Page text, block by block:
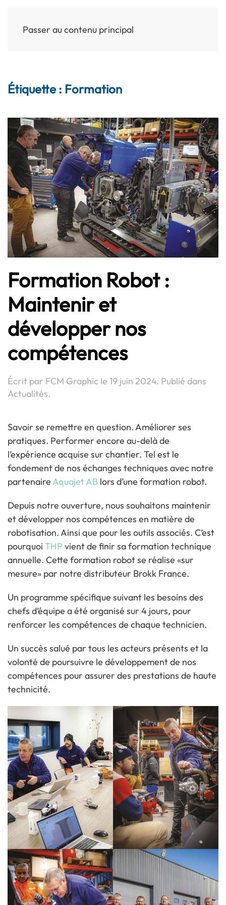
Passer au contenu principal
Étiquette : Formation
Formation Robot :
Maintenir et
développer nos
compétences
Écrit par FCM Graphic le 19 juin 2024. Publié dans
Actualités.
Savoir se remettre en question. Améliorer ses
pratiques. Performer encore au-delà de
l’expérience acquise sur chantier. Tel est le
fondement de nos échanges techniques avec notre
partenaireAquajet AB lors d’une formation robot.
Depuis notre ouverture, nous souhaitons maintenir
et développer nos compétences en matière de
robotisation. Ainsi que pour les outils associés. C’est
pourquoi THP vient de finir sa formation technique
annuelle. Cette formation robot se réalise «sur
mesure» par notre distributeur Brokk France.
Un programme spécifique suivant les besoins des
chefs d’équipe a été organisé sur 4 jours, pour
renforcer les compétences de chaque technicien.
Un succès salué par tous les acteurs présents et la
volonté de poursuivre le développement de nos
compétences pour assurer des prestations de haute
technicité.